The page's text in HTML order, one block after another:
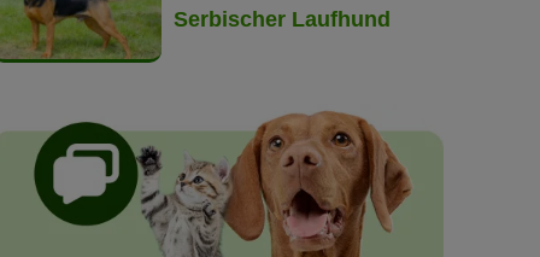
Serbischer Laufhund